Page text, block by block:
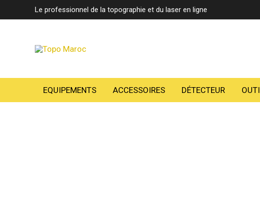
au
Le professionnel de la topographie et du laser en ligne
EQUIPEMENTS ACCESSOIRES DÉTECTEUR